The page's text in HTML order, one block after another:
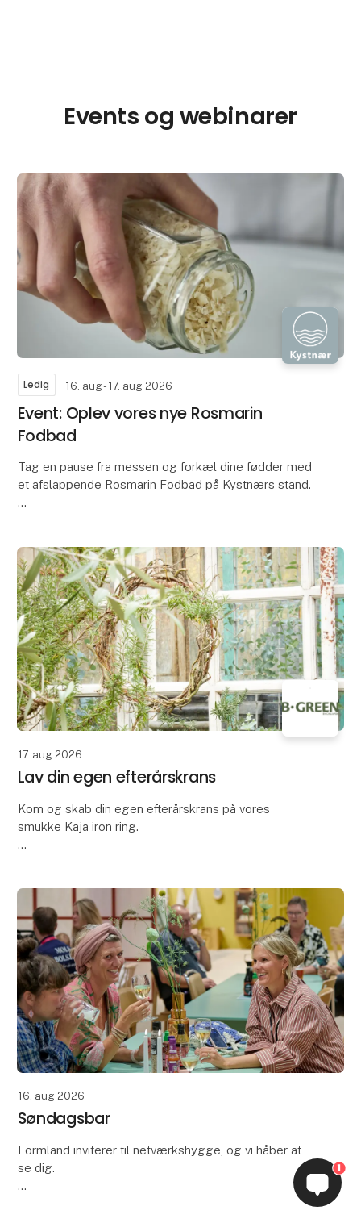
Events og webinarer
Ledig 16. aug - 17. aug 2026
Event: Oplev vores nye Rosmarin
Fodbad
Tag en pause fra messen og forkæl dine fødder med
et afslappende Rosmarin Fodbad på Kystnærs stand.
egen pro
17. aug 2026
Lav din egen efterårskrans
Kom og skab din egen efterårskrans på vores
smukke Kaja iron ring.
æstetik, håndværk og fællesskab.
16. aug 2026
Søndagsbar
Formland inviterer til netværkshygge, og vi håber at
se dig.
1